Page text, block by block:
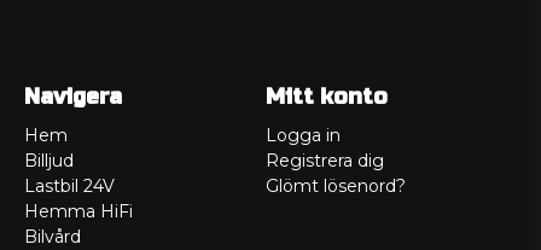
Navigera
Hem
Billjud
Lastbil 24V
Hemma HiFi
Bilvård
Mitt konto
Logga in
Registrera dig
Glömt lösenord?